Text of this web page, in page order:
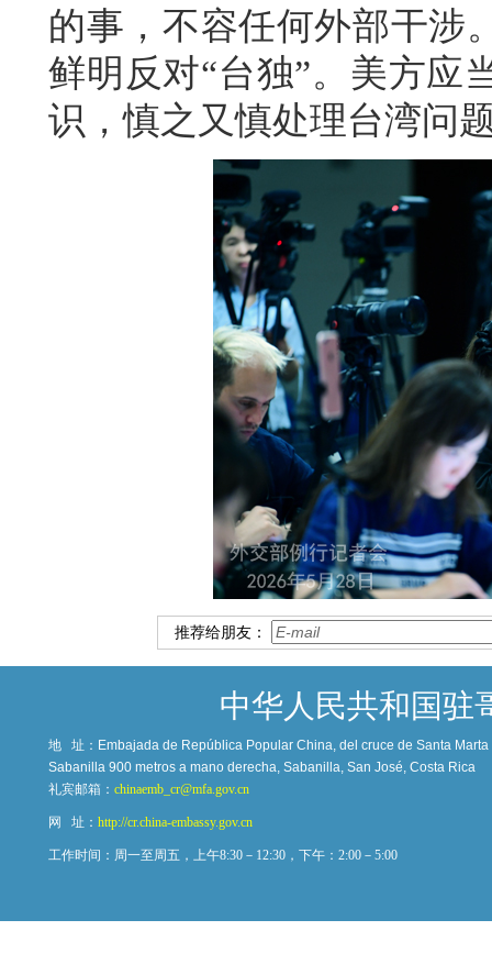
的事，不容任何外部干涉
鲜明反对“台独”。美方应
识，慎之又慎处理台湾问
推荐给朋友：
中华人民共和国驻
地 址： Embajada de República Popular China, del cruce de Santa
Sabanilla 900 metros a mano derecha, Sabanilla, San José, Costa Rica
礼宾邮箱： chinaemb_cr@mfa.gov.cn
网 址： http://cr.china-embassy.gov.cn
工作时间：周一至周五，上午8:30－12:30，下午：2:00－5:00